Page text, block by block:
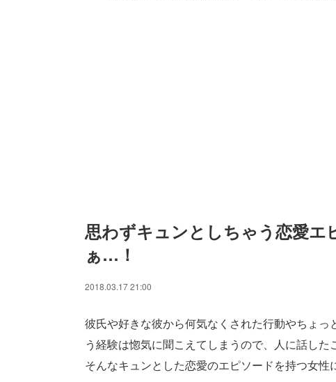
思わずキュンとしちゃう恋愛エ
ぁ…！
2018.03.17 21:00
彼氏や好きな彼から何気なくされた行動やちょ
う経験は惚気に聞こえてしまうので、人に話した
そんなキュンとした恋愛のエピソードを持つ女性